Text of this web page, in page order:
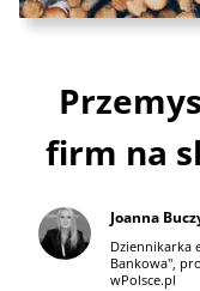
firm na
Joanna
Dziennikarka
Bankowa",
wPolsce.pl